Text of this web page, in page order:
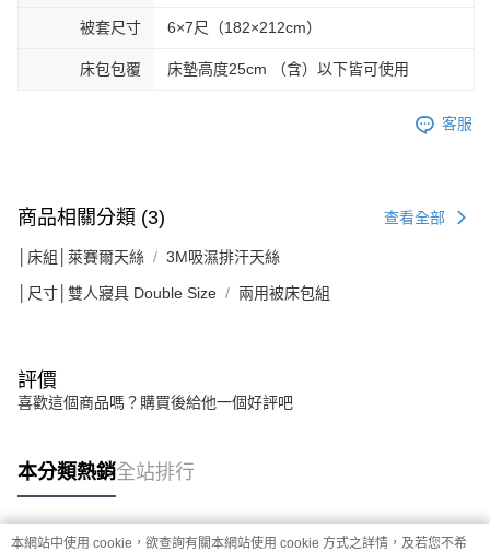
被套尺寸 6×7尺（182×212cm）
床包包覆 床墊高度25cm （含）以下皆可使用
客服
商品相關分類 (3) 查看全部
│床組│萊賽爾天絲 3M吸濕排汗天絲
│尺寸│雙人寢具 Double Size 兩用被床包組
評價
喜歡這個商品嗎？購買後給他一個好評吧
本分類熱銷全站排行
本網站中使用 cookie，欲查詢有關本網站使用 cookie 方式之詳情，及若您不希